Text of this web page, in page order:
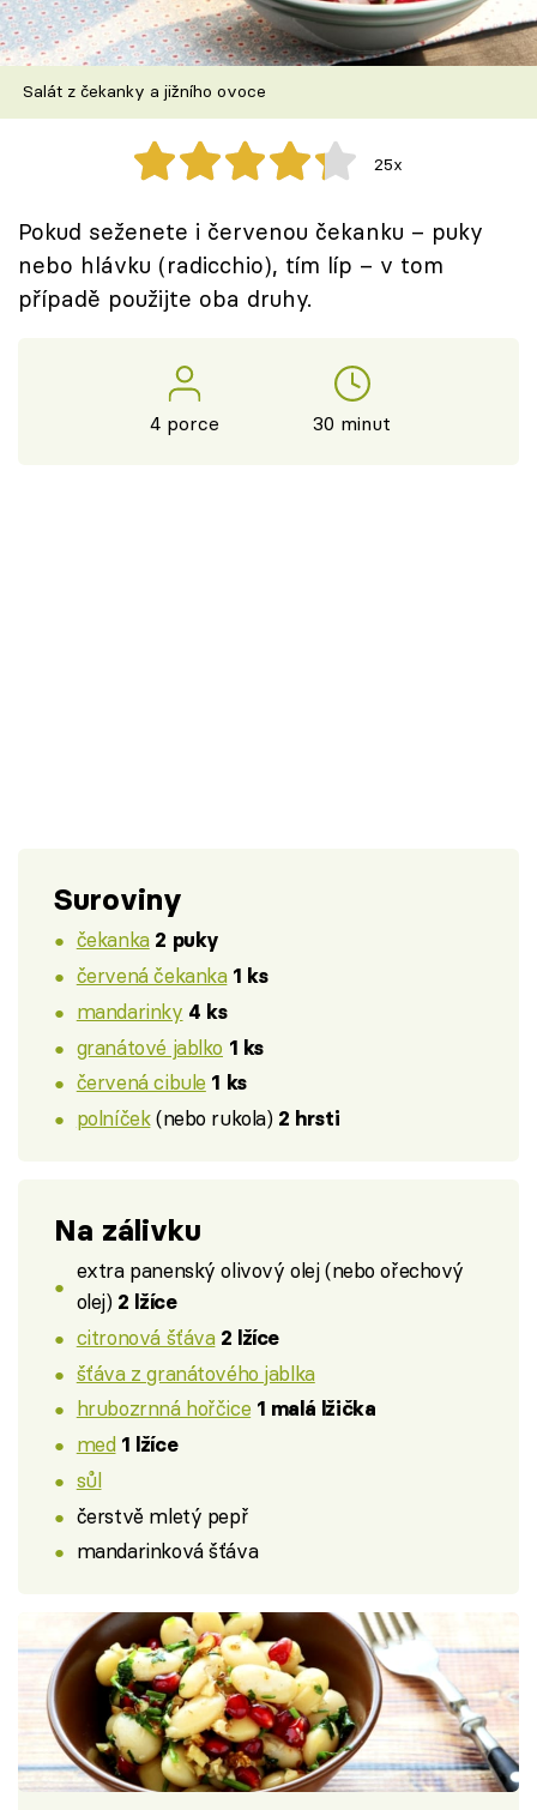
Škola vaření
Recepty z TV
Speciál: Cuketa
Sledujte prima+
Salát z čekanky a jižního ovoce
25x
Pokud seženete i červenou čekanku – puky
nebo hlávku (radicchio), tím líp – v tom
případě použijte oba druhy.
4 porce 30 minut
Suroviny
čekanka 2 puky
červená čekanka 1 ks
mandarinky 4 ks
granátové jablko 1 ks
červená cibule 1 ks
polníček(nebo rukola) 2 hrsti
Na zálivku
extra panenský olivový olej (nebo ořechový
olej) 2 lžíce
citronová šťáva 2 lžíce
šťáva z granátového jablka
hrubozrnná hořčice 1 malá lžička
med 1 lžíce
sůl
čerstvě mletý pepř
mandarinková šťáva